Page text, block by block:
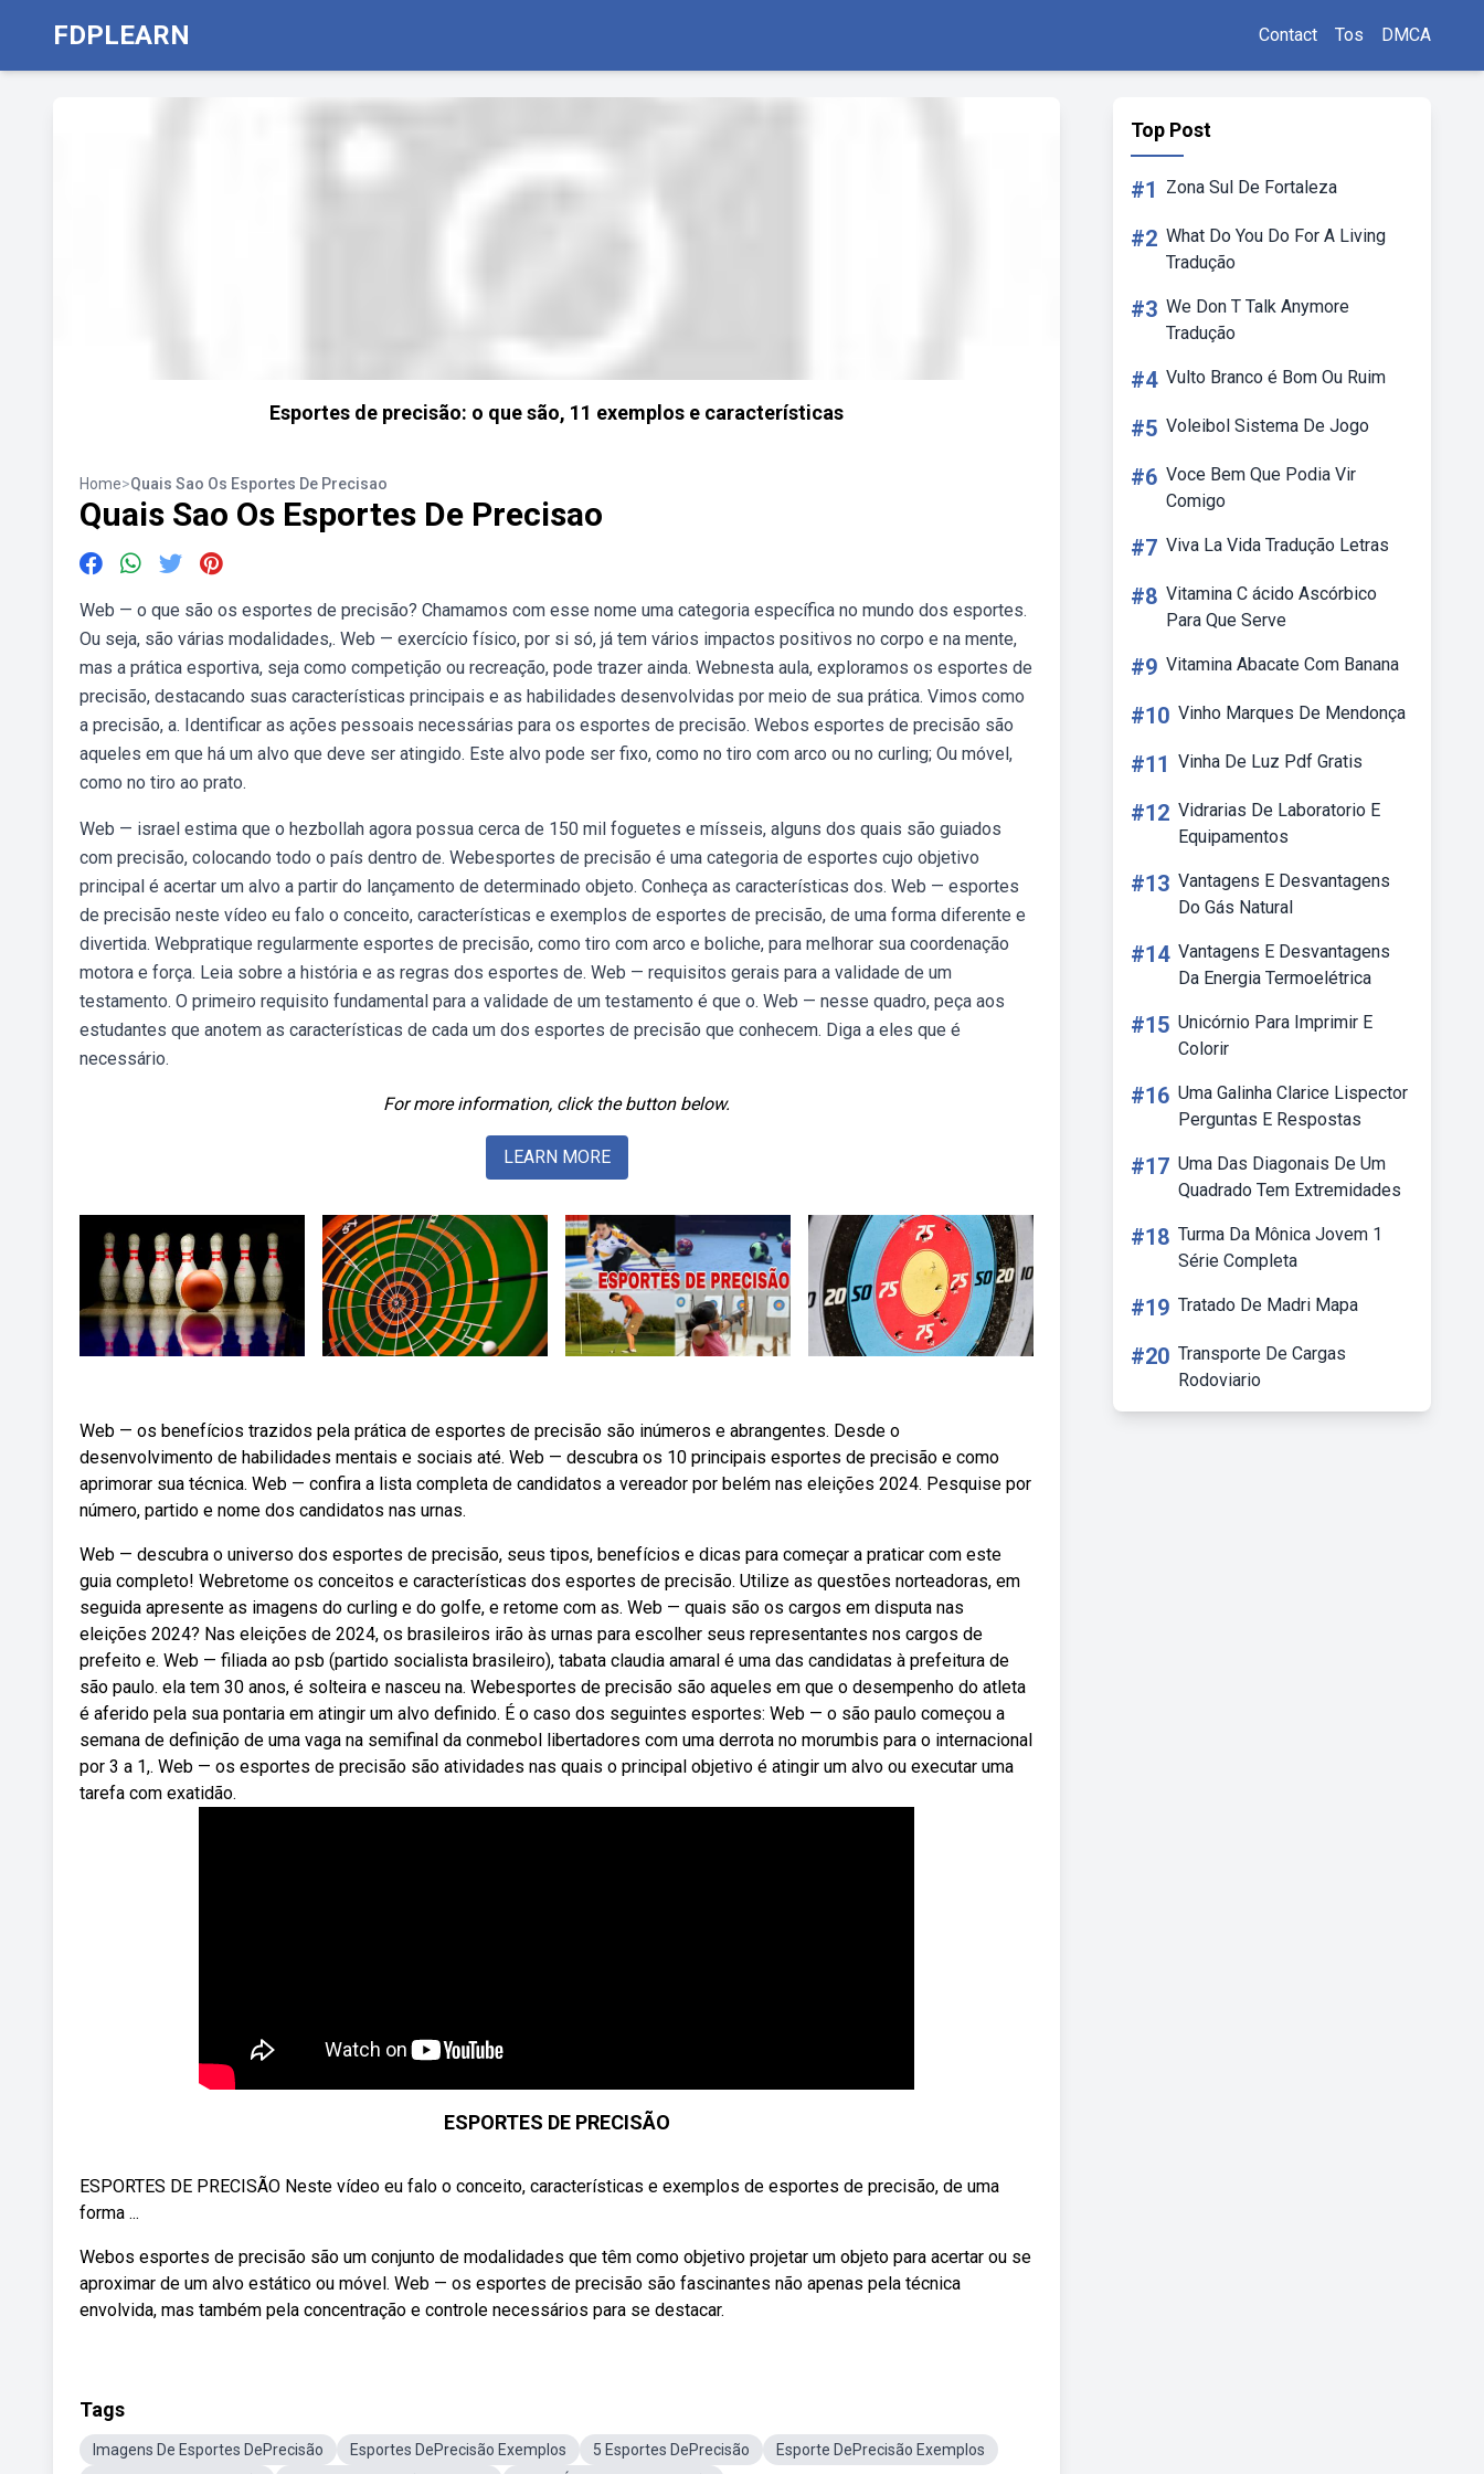
FDPLEARN Contact Tos DMCA
Esportes de precisão: o que são, 11 exemplos e características
Home>Quais Sao Os Esportes De Precisao
Quais Sao Os Esportes De Precisao
Web — o que são os esportes de precisão? Chamamos com esse nome uma categoria específica no mundo dos esportes.
Ou seja, são várias modalidades,. Web — exercício físico, por si só, já tem vários impactos positivos no corpo e na mente,
mas a prática esportiva, seja como competição ou recreação, pode trazer ainda. Webnesta aula, exploramos os esportes de
precisão, destacando suas características principais e as habilidades desenvolvidas por meio de sua prática. Vimos como
a precisão, a. Identificar as ações pessoais necessárias para os esportes de precisão. Webos esportes de precisão são
aqueles em que há um alvo que deve ser atingido. Este alvo pode ser fixo, como no tiro com arco ou no curling; Ou móvel,
como no tiro ao prato.
Web — israel estima que o hezbollah agora possua cerca de 150 mil foguetes e mísseis, alguns dos quais são guiados
com precisão, colocando todo o país dentro de. Webesportes de precisão é uma categoria de esportes cujo objetivo
principal é acertar um alvo a partir do lançamento de determinado objeto. Conheça as características dos. Web — esportes
de precisão neste vídeo eu falo o conceito, características e exemplos de esportes de precisão, de uma forma diferente e
divertida. Webpratique regularmente esportes de precisão, como tiro com arco e boliche, para melhorar sua coordenação
motora e força. Leia sobre a história e as regras dos esportes de. Web — requisitos gerais para a validade de um
testamento. O primeiro requisito fundamental para a validade de um testamento é que o. Web — nesse quadro, peça aos
estudantes que anotem as características de cada um dos esportes de precisão que conhecem. Diga a eles que é
necessário.
For more information, click the button below.
LEARN MORE
Web — os benefícios trazidos pela prática de esportes de precisão são inúmeros e abrangentes. Desde o
desenvolvimento de habilidades mentais e sociais até. Web — descubra os 10 principais esportes de precisão e como
aprimorar sua técnica. Web — confira a lista completa de candidatos a vereador por belém nas eleições 2024. Pesquise por
número, partido e nome dos candidatos nas urnas.
Web — descubra o universo dos esportes de precisão, seus tipos, benefícios e dicas para começar a praticar com este
guia completo! Webretome os conceitos e características dos esportes de precisão. Utilize as questões norteadoras, em
seguida apresente as imagens do curling e do golfe, e retome com as. Web — quais são os cargos em disputa nas
eleições 2024? Nas eleições de 2024, os brasileiros irão às urnas para escolher seus representantes nos cargos de
prefeito e. Web — filiada ao psb (partido socialista brasileiro), tabata claudia amaral é uma das candidatas à prefeitura de
são paulo. ela tem 30 anos, é solteira e nasceu na. Webesportes de precisão são aqueles em que o desempenho do atleta
é aferido pela sua pontaria em atingir um alvo definido. É o caso dos seguintes esportes: Web — o são paulo começou a
semana de definição de uma vaga na semifinal da conmebol libertadores com uma derrota no morumbis para o internacional
por 3 a 1,. Web — os esportes de precisão são atividades nas quais o principal objetivo é atingir um alvo ou executar uma
tarefa com exatidão.
ESPORTES DE PRECISÃO
ESPORTES DE PRECISÃO Neste vídeo eu falo o conceito, características e exemplos de esportes de precisão, de uma
forma ...
Webos esportes de precisão são um conjunto de modalidades que têm como objetivo projetar um objeto para acertar ou se
aproximar de um alvo estático ou móvel. Web — os esportes de precisão são fascinantes não apenas pela técnica
envolvida, mas também pela concentração e controle necessários para se destacar.
Tags
Imagens De Esportes DePrecisão Esportes DePrecisão Exemplos 5 Esportes DePrecisão
Esporte DePrecisão Exemplos
Top Post
#1 Zona Sul De Fortaleza
#2 What Do You Do For A Living
Tradução
#3 We Don T Talk Anymore
Tradução
#4 Vulto Branco é Bom Ou Ruim
#5 Voleibol Sistema De Jogo
#6 Voce Bem Que Podia Vir
Comigo
#7 Viva La Vida Tradução Letras
#8 Vitamina C ácido Ascórbico
Para Que Serve
#9 Vitamina Abacate Com Banana
#10 Vinho Marques De Mendonça
#11 Vinha De Luz Pdf Gratis
#12 Vidrarias De Laboratorio E
Equipamentos
#13 Vantagens E Desvantagens
Do Gás Natural
#14 Vantagens E Desvantagens
Da Energia Termoelétrica
#15 Unicórnio Para Imprimir E
Colorir
#16 Uma Galinha Clarice Lispector
Perguntas E Respostas
#17 Uma Das Diagonais De Um
Quadrado Tem Extremidades
#18 Turma Da Mônica Jovem 1
Série Completa
#19 Tratado De Madri Mapa
#20 Transporte De Cargas
Rodoviario